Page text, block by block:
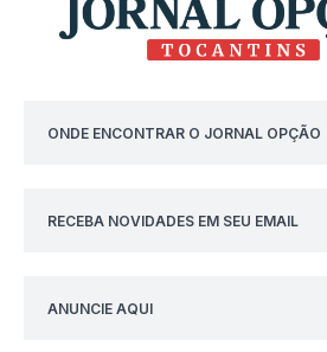
ONDE ENCONTRAR O JORNAL OPÇÃO
RECEBA NOVIDADES EM SEU EMAIL
ANUNCIE AQUI